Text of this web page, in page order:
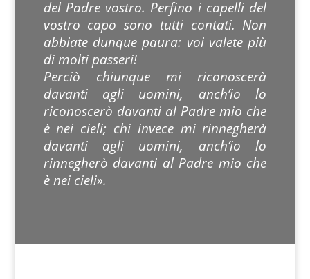
del Padre vostro. Perfino i capelli del
vostro capo sono tutti contati. Non
abbiate dunque paura: voi valete più
di molti passeri!
Perciò chiunque mi riconoscerà
davanti agli uomini, anch’io lo
riconoscerò davanti al Padre mio che
è nei cieli; chi invece mi rinnegherà
davanti agli uomini, anch’io lo
rinnegherò davanti al Padre mio che
è nei cieli».